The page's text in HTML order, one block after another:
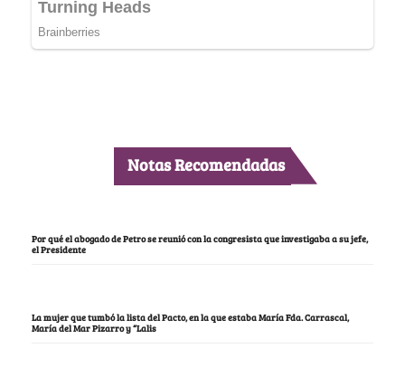
Notas Recomendadas
Por qué el abogado de Petro se reunió con la congresista que investigaba a su jefe,
el Presidente
La mujer que tumbó la lista del Pacto, en la que estaba María Fda. Carrascal,
María del Mar Pizarro y “Lalis